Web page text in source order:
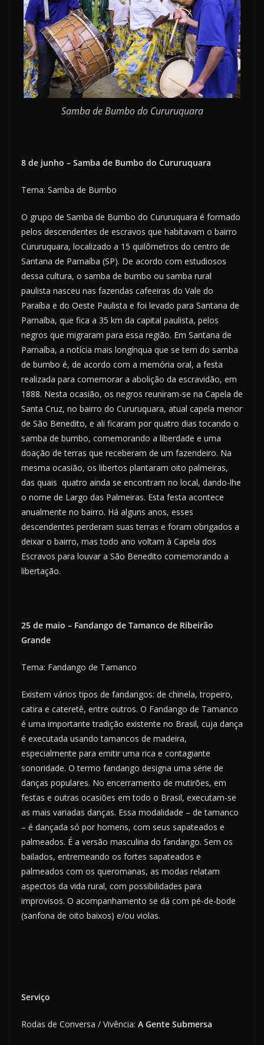
Samba de Bumbo do Cururuquara
8 de junho – Samba de Bumbo do Cururuquara
Tema: Samba de Bumbo
O grupo de Samba de Bumbo do Cururuquara é formado
pelos descendentes de escravos que habitavam o bairro
Cururuquara, localizado a 15 quilômetros do centro de
Santana de Parnaíba (SP). De acordo com estudiosos
dessa cultura, o samba de bumbo ou samba rural
paulista nasceu nas fazendas cafeeiras do Vale do
Paraíba e do Oeste Paulista e foi levado para Santana de
Parnaíba, que fica a 35 km da capital paulista, pelos
negros que migraram para essa região. Em Santana de
Parnaíba, a notícia mais longínqua que se tem do samba
de bumbo é, de acordo com a memória oral, a festa
realizada para comemorar a abolição da escravidão, em
1888. Nesta ocasião, os negros reuniram-se na Capela de
Santa Cruz, no bairro do Cururuquara, atual capela menor
de São Benedito, e ali ficaram por quatro dias tocando o
samba de bumbo, comemorando a liberdade e uma
doação de terras que receberam de um fazendeiro. Na
mesma ocasião, os libertos plantaram oito palmeiras,
das quais quatro ainda se encontram no local, dando-lhe
o nome de Largo das Palmeiras. Esta festa acontece
anualmente no bairro. Há alguns anos, esses
descendentes perderam suas terras e foram obrigados a
deixar o bairro, mas todo ano voltam à Capela dos
Escravos para louvar a São Benedito comemorando a
libertação.
25 de maio – Fandango de Tamanco de Ribeirão
Grande
Tema: Fandango de Tamanco
Existem vários tipos de fandangos: de chinela, tropeiro,
catira e cateretê, entre outros. O Fandango de Tamanco
é uma importante tradição existente no Brasil, cuja dança
é executada usando tamancos de madeira,
especialmente para emitir uma rica e contagiante
sonoridade. O termo fandango designa uma série de
danças populares. No encerramento de mutirões, em
festas e outras ocasiões em todo o Brasil, executam-se
as mais variadas danças. Essa modalidade – de tamanco
– é dançada só por homens, com seus sapateados e
palmeados. É a versão masculina do fandango. Sem os
bailados, entremeando os fortes sapateados e
palmeados com os queromanas, as modas relatam
aspectos da vida rural, com possibilidades para
improvisos. O acompanhamento se dá com pé-de-bode
(sanfona de oito baixos) e/ou violas.
Serviço
Rodas de Conversa / Vivência: A Gente Submersa